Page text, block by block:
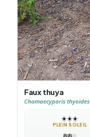
Faux thuya
Chamaecyparis thyoides
☀️☀️☀️
PLEIN SOLEIL
❄️❄️❄️